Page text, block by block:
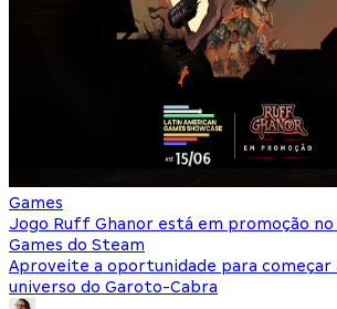
Games
Jogo Ruff Ghanor está em promoção
Games do Steam
Aproveite a oportunidade para começar
universo do Garoto-Cabra